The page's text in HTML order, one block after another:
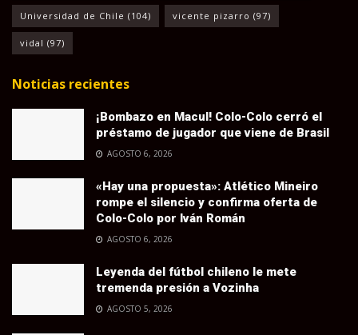
Universidad de Chile (104) vicente pizarro (97)
vidal (97)
Noticias recientes
¡Bombazo en Macul! Colo-Colo cerró el
préstamo de jugador que viene de Brasil
AGOSTO 6, 2026
«Hay una propuesta»: Atlético Mineiro
rompe el silencio y confirma oferta de
Colo-Colo por Iván Román
AGOSTO 6, 2026
Leyenda del fútbol chileno le mete
tremenda presión a Vozinha
AGOSTO 5, 2026